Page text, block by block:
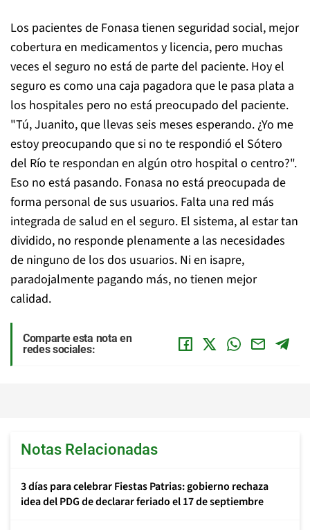
Los pacientes de Fonasa tienen seguridad social, mejor
cobertura en medicamentos y licencia, pero muchas
veces el seguro no está de parte del paciente. Hoy el
seguro es como una caja pagadora que le pasa plata a
los hospitales pero no está preocupado del paciente.
"Tú, Juanito, que llevas seis meses esperando. ¿Yo me
estoy preocupando que si no te respondió el Sótero
del Río te respondan en algún otro hospital o centro?".
Eso no está pasando. Fonasa no está preocupada de
forma personal de sus usuarios. Falta una red más
integrada de salud en el seguro. El sistema, al estar tan
dividido, no responde plenamente a las necesidades
de ninguno de los dos usuarios. Ni en isapre,
paradojalmente pagando más, no tienen mejor
calidad.
Comparte esta nota en
redes sociales:
Notas Relacionadas
3 días para celebrar Fiestas Patrias: gobierno rechaza
idea del PDG de declarar feriado el 17 de septiembre